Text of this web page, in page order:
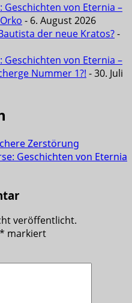
von Eternia –
- 6. August 2026
der neue Kratos?-
von Eternia –
Nummer 1?! - 30. Juli
Zerstörung
Geschichten von Eternia
veröffentlicht.
* markiert